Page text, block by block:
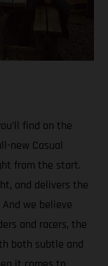
find on the
new Casual
from the start.
and delivers the
we believe
and racers, the
both subtle and